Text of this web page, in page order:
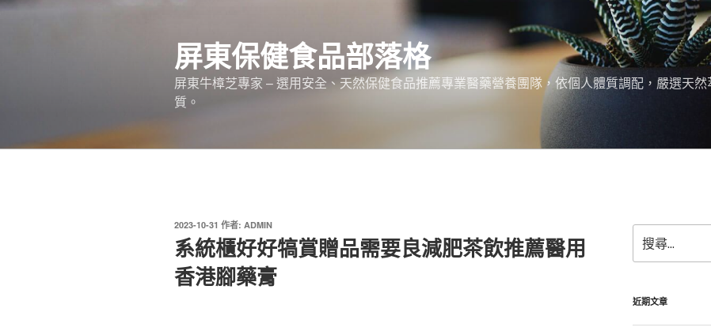
跳
屏東保健食品部落格
屏東牛樟芝專家 – 選用安全、天然保健食品推薦專業醫藥營養團隊，依個人體質調配，嚴選天
質。
發
佈
於
2023-10-31 作者: ADMIN
系統櫃好好犒賞贈品需要良減肥茶飲推薦醫用
香港腳藥膏
尋
關
字:
近期文章